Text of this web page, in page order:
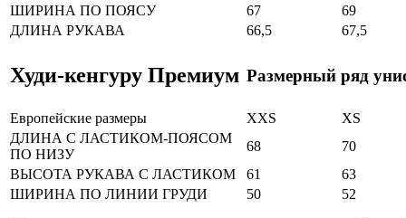
ШИРИНА ПО ПОЯСУ 67
69
ДЛИНА РУКАВА
66,5 67,5
Худи-кенгуру Премиум Размерный ряд
Европейские размеры XXS
XS
ДЛИНА С ЛАСТИКОМ-ПОЯСОМ
ПО НИЗУ
68
70
ВЫСОТА РУКАВА С ЛАСТИКОМ
61
63
ШИРИНА ПО ЛИНИИ ГРУДИ
50 52